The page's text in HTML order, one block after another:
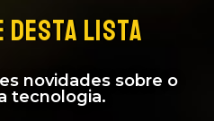
DESTA LISTA
novidades sobre o
tecnologia.